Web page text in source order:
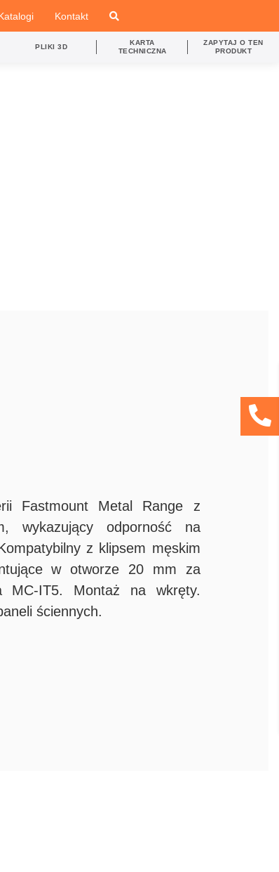
Kontakt
PLIKI 3D
KARTA
TECHNICZNA
ZAPYTAJ O TEN
PRODUKT
Fastmount Metal Range z
wykazujący odporność na
z klipsem męskim
w otworze 20 mm za
MC-IT5. Montaż na wkręty.
ściennych.